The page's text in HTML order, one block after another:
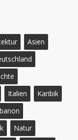
Asien
Italien
Karibik
Natur